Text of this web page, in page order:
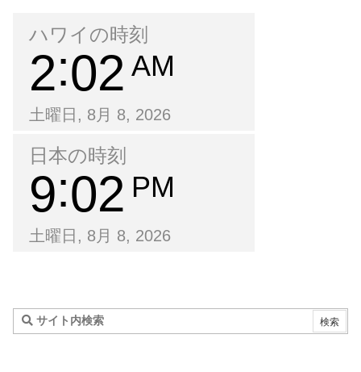
ハワイの時刻
2 02 AM
土曜日, 8月 8, 2026
日本の時刻
9 02 PM
土曜日, 8月 8, 2026